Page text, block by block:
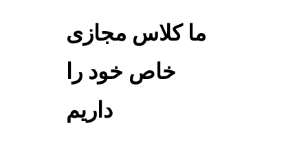
ما کلاس مجازی
خاص خود را
داریم